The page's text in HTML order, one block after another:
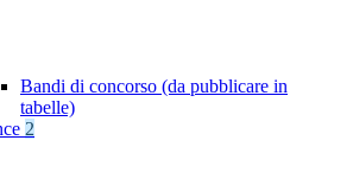
Bandi di concorso (da pubblicare in
tabelle)
2